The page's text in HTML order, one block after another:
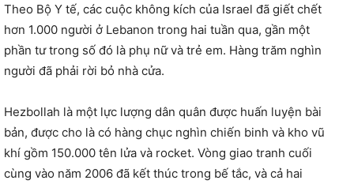
Theo Bộ Y tế, các cuộc không kích của Israel đã giết chết
hơn 1.000 người ở Lebanon trong hai tuần qua, gần một
phần tư trong số đó là phụ nữ và trẻ em. Hàng trăm nghìn
người đã phải rời bỏ nhà cửa.
Hezbollah là một lực lượng dân quân được huấn luyện bài
bản, được cho là có hàng chục nghìn chiến binh và kho vũ
khí gồm 150.000 tên lửa và rocket. Vòng giao tranh cuối
cùng vào năm 2006 đã kết thúc trong bế tắc, và cả hai